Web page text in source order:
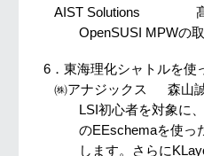
AIST Solutions
OpenSUSI MPWの
6．東海理化シャトルを使
㈱アナジックス
森山
LSI初心者を対象に
のEEschemaを使っ
します。さらに